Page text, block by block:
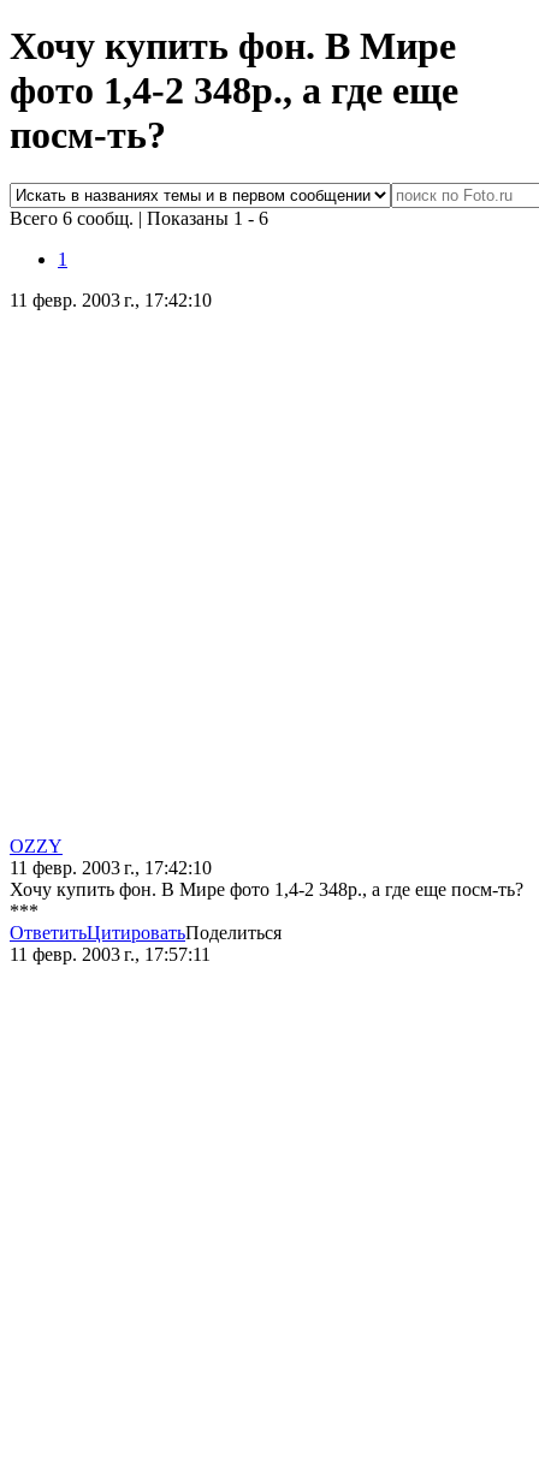
Хочу купить фон. В Мире
фото 1,4-2 348р., а где еще
посм-ть?
Всего 6 сообщ. | Показаны 1 - 6
1
11 февр. 2003 г., 17:42:10
OZZY
11 февр. 2003 г., 17:42:10
Хочу купить фон. В Мире фото 1,4-2 348р., а где еще посм-ть?
***
ОтветитьЦитироватьПоделиться
11 февр. 2003 г., 17:57:11